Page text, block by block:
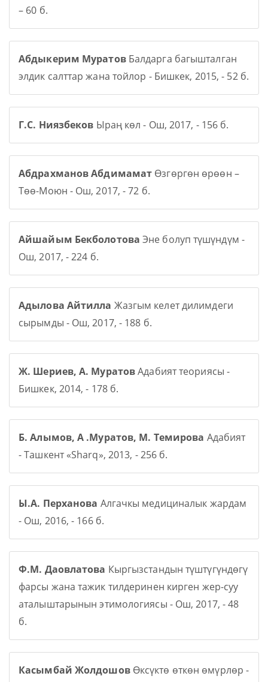
– 60 б.
Абдыкерим МуратовБалдарга багышталган
элдик салттар жана тойлор - Бишкек, 2015, - 52 б.
Г.С. Ниязбеков Ыраң көл - Ош, 2017, - 156 б.
Абдрахманов Абдимамат Өзгөргөн өрөөн –
Төө-Моюн - Ош, 2017, - 72 б.
Айшайым Бекболотова Эне болуп түшүндүм -
Ош, 2017, - 224 б.
Адылова Айтилла Жазгым келет дилимдеги
сырымды - Ош, 2017, - 188 б.
Ж. Шериев, А. МуратовАдабият теориясы -
Бишкек, 2014, - 178 б.
Б. Алымов, А .Муратов, М. Темирова Адабият
- Ташкент «Sharq», 2013, - 256 б.
Ы.А. Перханова Алгачкы медициналык жардам
- Ош, 2016, - 166 б.
Ф.М. Даовлатова Кыргызстандын түштүгүндөгү
фарсы жана тажик тилдеринен кирген жер-суу
аталыштарынын этимологиясы - Ош, 2017, - 48
б.
Касымбай Жолдошов Өксүктө өткөн өмүрлөр -